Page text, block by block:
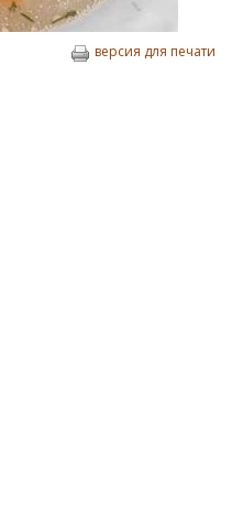
версия для печати